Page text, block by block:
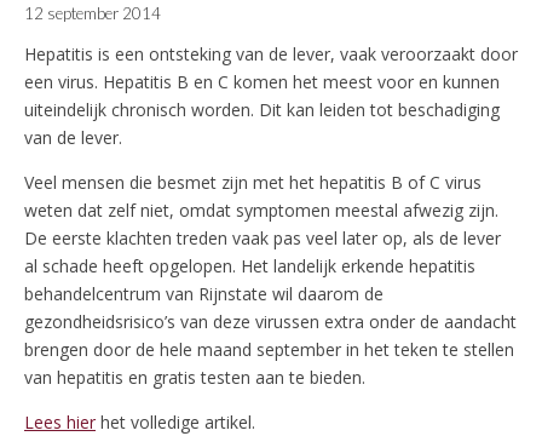
12 september 2014
Hepatitis is een ontsteking van de lever, vaak veroorzaakt door
een virus. Hepatitis B en C komen het meest voor en kunnen
uiteindelijk chronisch worden. Dit kan leiden tot beschadiging
van de lever.
Veel mensen die besmet zijn met het hepatitis B of C virus
weten dat zelf niet, omdat symptomen meestal afwezig zijn.
De eerste klachten treden vaak pas veel later op, als de lever
al schade heeft opgelopen. Het landelijk erkende hepatitis
behandelcentrum van Rijnstate wil daarom de
gezondheidsrisico’s van deze virussen extra onder de aandacht
brengen door de hele maand september in het teken te stellen
van hepatitis en gratis testen aan te bieden.
Lees hier het volledige artikel.